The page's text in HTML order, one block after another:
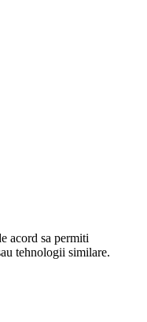
acord sa permiti
tehnologii similare.